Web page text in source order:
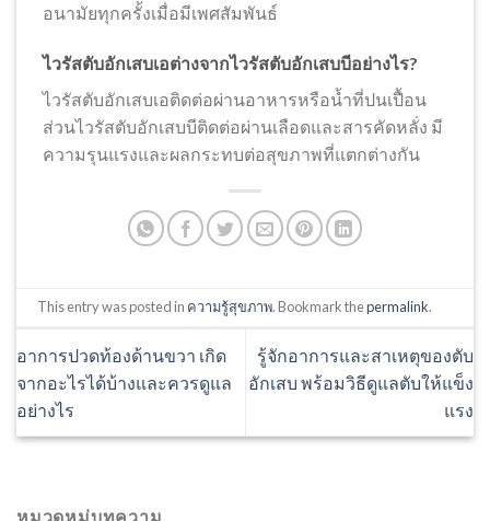
อนามัยทุกครั้งเมื่อมีเพศสัมพันธ์
ไวรัสตับอักเสบเอต่างจากไวรัสตับอักเสบบีอย่างไร?
ไวรัสตับอักเสบเอติดต่อผ่านอาหารหรือน้ำที่ปนเปื้อน
ส่วนไวรัสตับอักเสบบีติดต่อผ่านเลือดและสารคัดหลั่ง มี
ความรุนแรงและผลกระทบต่อสุขภาพที่แตกต่างกัน
This entry was posted in ความรู้สุขภาพ. Bookmark thepermalink.
อาการปวดท้องด้านขวา เกิด
จากอะไรได้บ้างและควรดูแล
อย่างไร
รู้จักอาการและสาเหตุของตับ
อักเสบ พร้อมวิธีดูแลตับให้แข็ง
แรง
หมวดหมู่บทความ